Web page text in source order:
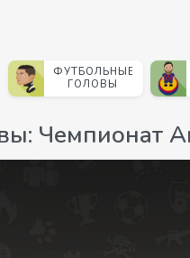
ФУТБОЛЬНЫЕ
ГОЛОВЫ
Чемпионат